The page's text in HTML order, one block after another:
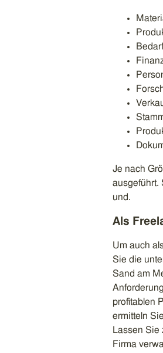
Je nach
ausgeführt.
und.
Als
Um auch
Sie die
Sand am
profitablen
ermitteln
Lassen Sie
Firma